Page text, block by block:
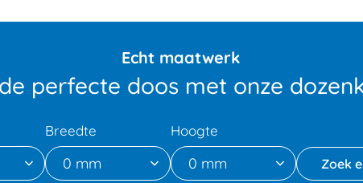
Echt maatwerk
perfecte doos met onze
Breedte
0 mm
Hoogte
0 mm